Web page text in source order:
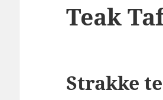
Teak
Strakke